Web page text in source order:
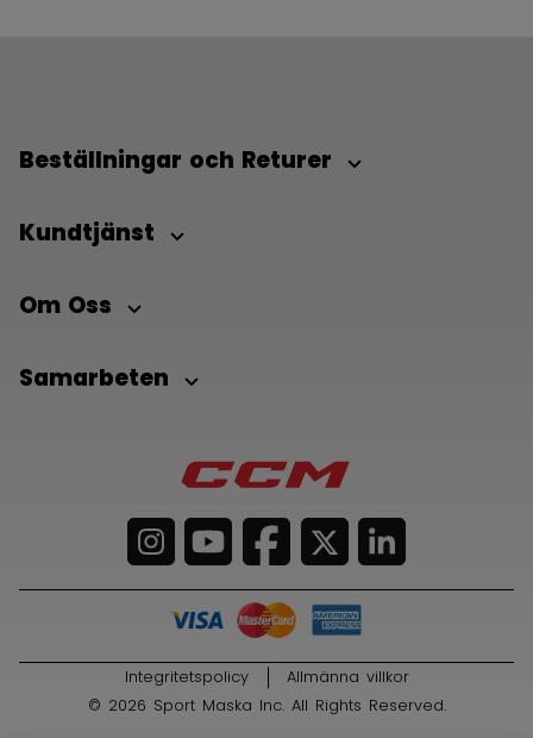
Beställningar och Returer
Kundtjänst
Om Oss
Samarbeten
© 2026 Sport Maska Inc. All Rights Reserved.
Integritetspolicy Allmänna villkor